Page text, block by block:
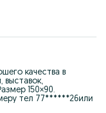
качества в
выставок,
150×90.
тел 77******26или